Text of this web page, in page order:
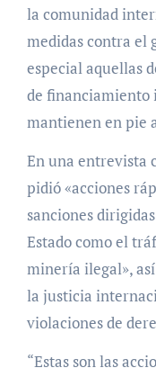
la comunidad
medidas contra el
especial aquellas
de financiamiento
mantienen en pie
En una entrevista
pidió «acciones
sanciones
Estado como el
minería ilegal»,
la justicia
violaciones de
“Estas son las